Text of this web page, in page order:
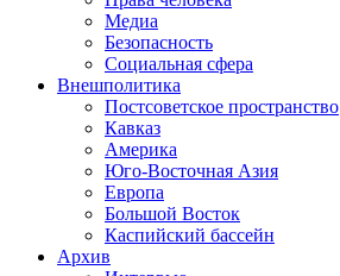
Медиа
Безопасность
Социальная сфера
Внешполитика
Постсоветское пространство
Кавказ
Америка
Юго-Восточная Азия
Европа
Большой Восток
Каспийский бассейн
Архив